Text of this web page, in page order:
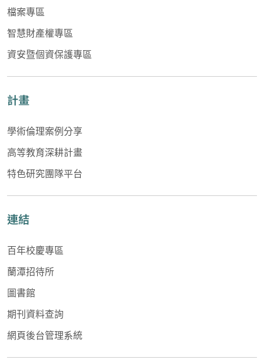
檔案專區
智慧財產權專區
資安暨個資保護專區
計畫
學術倫理案例分享
高等教育深耕計畫
特色研究團隊平台
連結
百年校慶專區
蘭潭招待所
圖書館
期刊資料查詢
網頁後台管理系統